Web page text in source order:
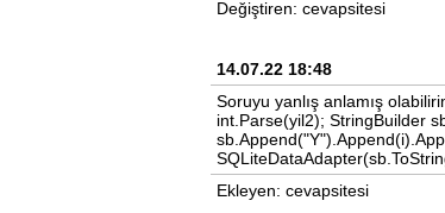
Değiştiren: cevapsitesi
14.07.22 18:48
Soruyu yanlış anlamış
int.Parse(yil2); StringBuilder
Ekleyen: cevapsitesi